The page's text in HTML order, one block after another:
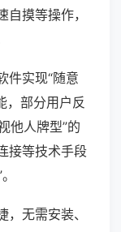
摸等操作，
件实现“随意
，部分用户反
他人牌型”的
接等技术手段
无需安装、